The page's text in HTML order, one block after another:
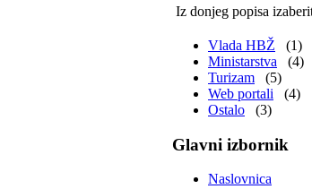
Iz donjeg popisa
Vlada HBŽ
(1)
Ministarstva
(4)
Turizam
(5)
Web portali
(4)
Ostalo
(3)
Glavni izbornik
Naslovnica